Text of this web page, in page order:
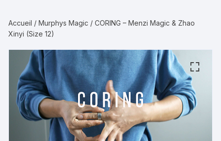
Accueil /Murphys Magic / CORING – Menzi Magic & Zhao
Xinyi (Size 12)